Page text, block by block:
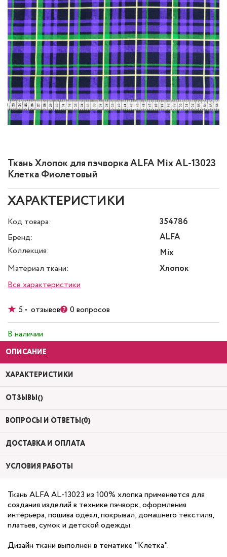
Ткань Хлопок для пэчворка ALFA Mix AL-13023
Клетка Фиолетовый
ХАРАКТЕРИСТИКИ
Код товара:
354786
Бренд:
ALFA
Коллекция:
Mix
Материал ткани:
Хлопок
Все характеристики
5 • отзывов 0 вопросов
В наличии
ОПИСАНИЕ
ХАРАКТЕРИСТИКИ
ОТЗЫВЫ()
ВОПРОСЫ И ОТВЕТЫ(0)
ДОСТАВКА И ОПЛАТА
УСЛОВИЯ РАБОТЫ
Ткань ALFA AL-13023 из 100% хлопка применяется для
создания изделий в технике пэчворк, оформления
интерьера, пошива одеял, покрывал, домашнего текстиля,
платьев, сумок и детской одежды.
Дизайн ткани выполнен в тематике "Клетка".